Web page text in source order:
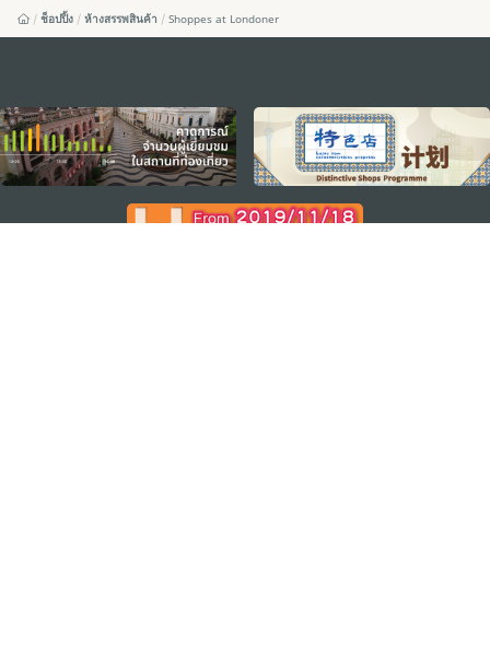
ช็อปปิ้ง
ห้างสรรพสินค้า Shoppes at Londoner
external links